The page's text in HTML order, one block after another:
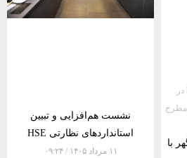
در رویداد پورتفوتکنوتور MSTID در
مطرح
با
نشست هم‌افزایی و تبیین
استانداردهای نظارتی HSE
۱۱ مرداد ۱۴۰۵ ۰۹:۲۴